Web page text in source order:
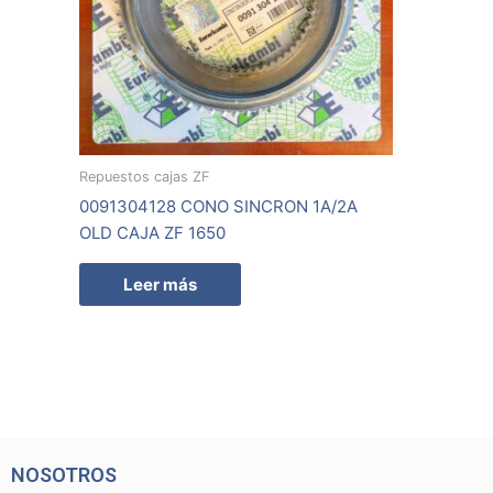
Repuestos cajas ZF
0091304128 CONO SINCRON 1A/2A
OLD CAJA ZF 1650
Leer más
NOSOTROS